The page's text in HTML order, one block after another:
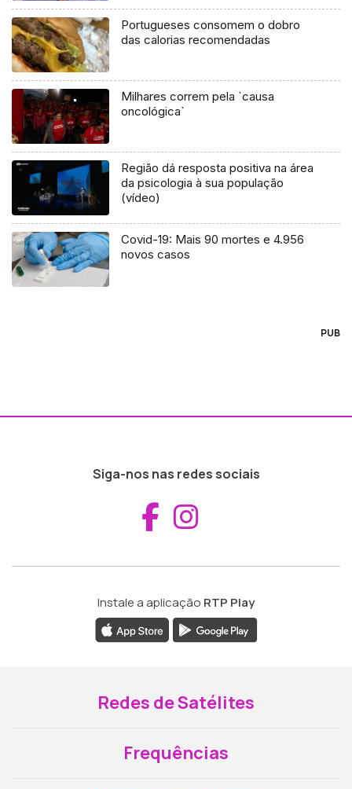
Portugueses consomem o dobro
das calorias recomendadas
Milhares correm pela `causa
oncológica`
Região dá resposta positiva na área
da psicologia à sua população
(vídeo)
Covid-19: Mais 90 mortes e 4.956
novos casos
PUB
Siga-nos nas redes sociais
Aceder ao
Instale a aplicação RTP Play
Redes de Satélites
Frequências